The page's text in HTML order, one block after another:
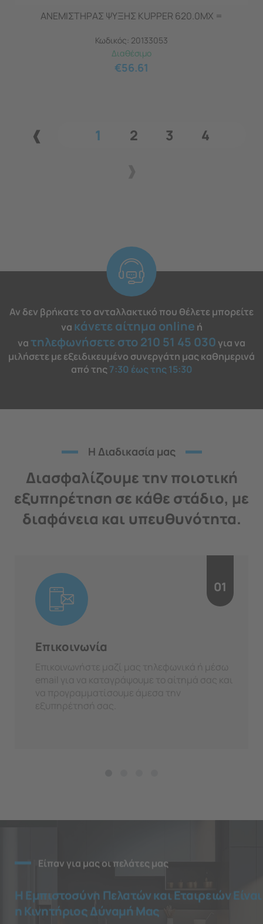
ΑΝΕΜΙΣΤΗΡΑΣ ΨΥΞΗΣ KUPPER 620.0MX =
Κωδικός: 20133053
Διαθέσιμο
€56.61
1 2 3 4
Αν δεν βρήκατε το ανταλλακτικό που θέλετε μπορείτε
να κάνετε αίτημα online ή
νατηλεφωνήσετε στο 210 51 45 030 για να
μιλήσετε με εξειδικευμένο συνεργάτη μας καθημερινά
από της7:30 έως της 15:30
H Διαδικασία μας
Διασφαλίζουμε την ποιοτική
εξυπηρέτηση σε κάθε στάδιο, με
διαφάνεια και υπευθυνότητα.
01
Επικοινωνία
Επικοινωνήστε μαζί μας τηλεφωνικά ή μέσω
email για να καταγράψουμε το αίτημά σας και
να προγραμματίσουμε άμεσα την
εξυπηρέτησή σας.
Είπαν για μας οι πελάτες μας
Η Εμπιστοσύνη Πελατών και Εταιρειών Είναι
η Κινητήριος Δύναμή Μας